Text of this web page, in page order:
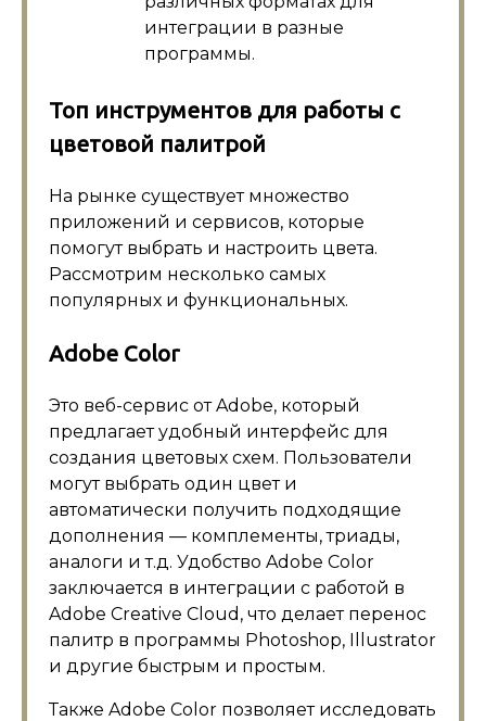
интеграции в разные
программы.
Топ инструментов для работы с
цветовой палитрой
На рынке существует множество
приложений и сервисов, которые
помогут выбрать и настроить цвета.
Рассмотрим несколько самых
популярных и функциональных.
Adobe Color
Это веб-сервис от Adobe, который
предлагает удобный интерфейс для
создания цветовых схем. Пользователи
могут выбрать один цвет и
автоматически получить подходящие
дополнения — комплементы, триады,
аналоги и т.д. Удобство Adobe Color
заключается в интеграции с работой в
Adobe Creative Cloud, что делает перенос
палитр в программы Photoshop, Illustrator
и другие быстрым и простым.
Также Adobe Color позволяет исследовать